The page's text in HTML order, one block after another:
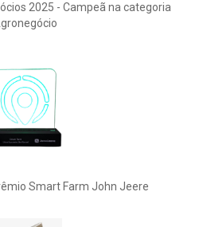
2025 - Campeã na categoria
Smart Farm John Jeere